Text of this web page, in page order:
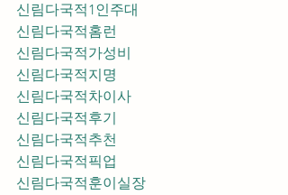
신림다국적1인주대
신림다국적홈런
신림다국적가성비
신림다국적지명
신림다국적차이사
신림다국적후기
신림다국적추천
신림다국적훈이실장